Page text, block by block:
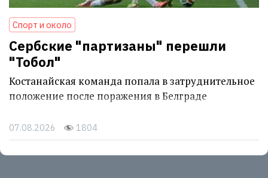
Спорт и около
Сербские "партизаны" перешли
"Тобол"
Костанайская команда попала в затруднительное
положение после поражения в Белграде
07.08.2026 1804